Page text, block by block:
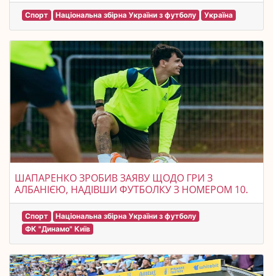
Спорт Національна збірна України з футболу Україна
ШАПАРЕНКО ЗРОБИВ ЗАЯВУ ЩОДО ГРИ З
АЛБАНІЄЮ, НАДІВШИ ФУТБОЛКУ З НОМЕРОМ 10.
Спорт
Національна збірна України з футболу
ФК "Динамо" Київ